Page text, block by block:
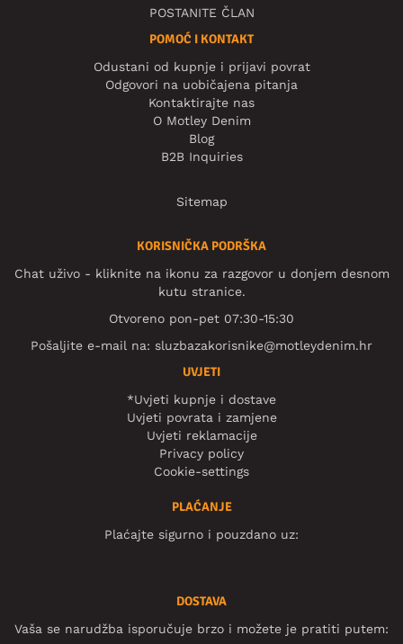
POSTANITE ČLAN
POMOĆ I KONTAKT
Odustani od kupnje i prijavi povrat
Odgovori na uobičajena pitanja
Kontaktirajte nas
O Motley Denim
Blog
B2B Inquiries
Sitemap
KORISNIČKA PODRŠKA
Chat uživo - kliknite na ikonu za razgovor u donjem desnom
kutu stranice.
Otvoreno pon-pet 07:30-15:30
Pošaljite e-mail na: sluzbazakorisnike@motleydenim.hr
UVJETI
*Uvjeti kupnje i dostave
Uvjeti povrata i zamjene
Uvjeti reklamacije
Privacy policy
Cookie-settings
PLAĆANJE
Plaćajte sigurno i pouzdano uz:
DOSTAVA
Vaša se narudžba isporučuje brzo i možete je pratiti putem: